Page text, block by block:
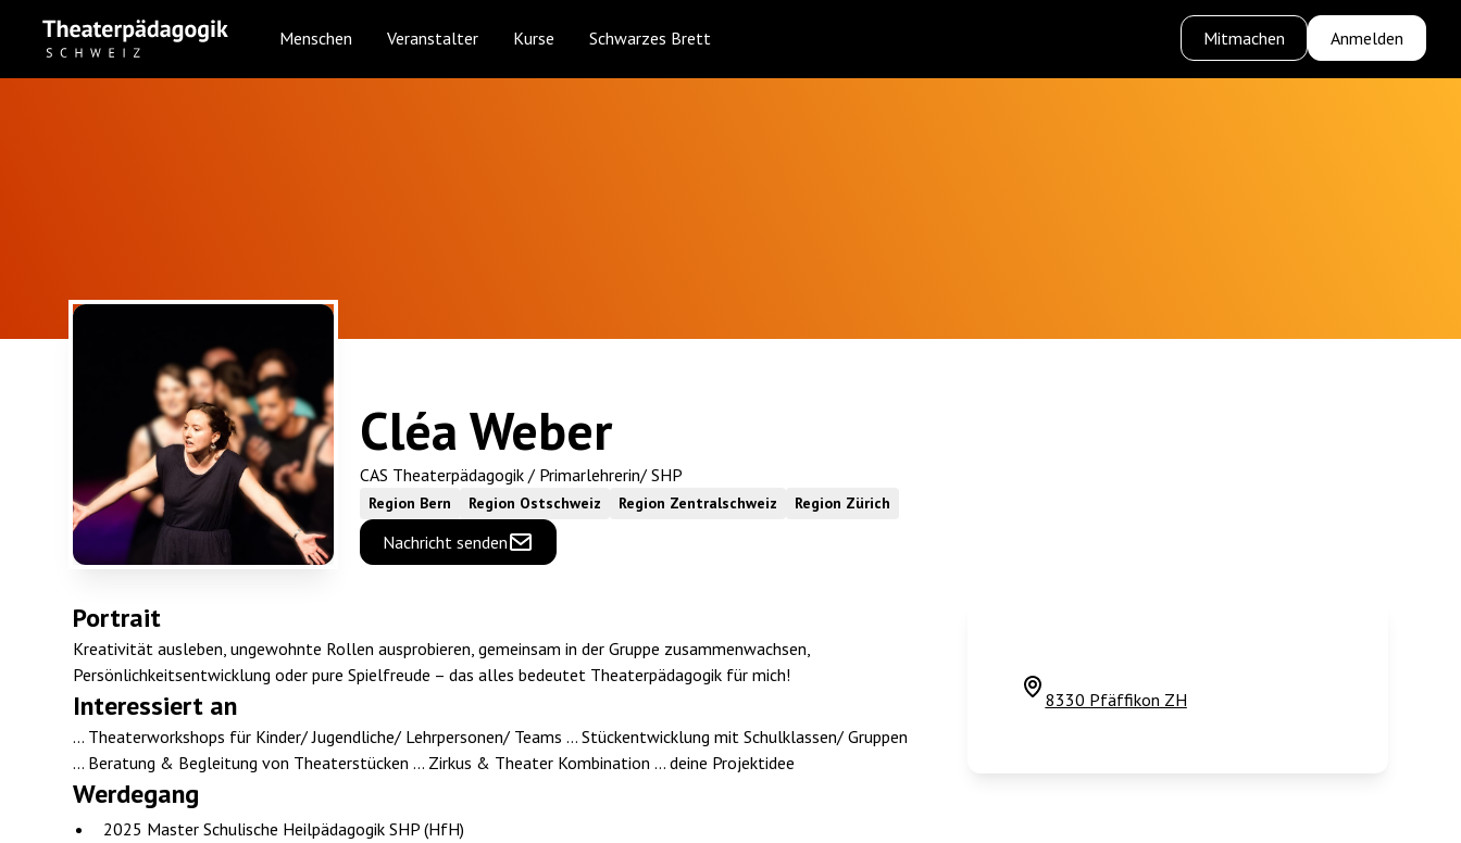
Menschen Veranstalter Kurse Schwarzes Brett Mitmachen Anmelden
Cléa Weber
CAS Theaterpädagogik / Primarlehrerin/ SHP
Region Bern Region Ostschweiz Region Zentralschweiz Region Zürich
Nachricht senden
Portrait
Kreativität ausleben, ungewohnte Rollen ausprobieren, gemeinsam in der Gruppe zusammenwachsen,
Persönlichkeitsentwicklung oder pure Spielfreude – das alles bedeutet Theaterpädagogik für mich!
Interessiert an
... Theaterworkshops für Kinder/ Jugendliche/ Lehrpersonen/ Teams ... Stückentwicklung mit Schulklassen/ Gruppen
… Beratung & Begleitung von Theaterstücken ... Zirkus & Theater Kombination ... deine Projektidee
Werdegang
2025 Master Schulische Heilpädagogik SHP (HfH)
8330 Pfäffikon ZH